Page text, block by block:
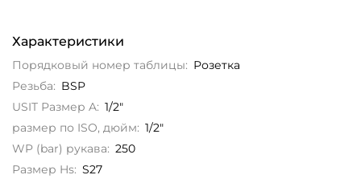
Характеристики
Порядковый номер таблицы: Розетка
Резьба: BSP
USIT Размер A: 1/2"
размер по ISO, дюйм: 1/2"
WP (bar) рукава: 250
Размер Hs: S27